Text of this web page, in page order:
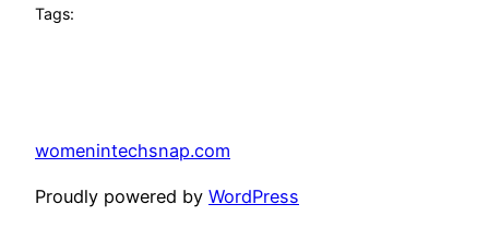
Tags:
womenintechsnap.com
Proudly powered by WordPress